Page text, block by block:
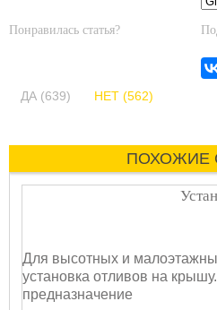
Понравилась статья?
ДА (639) НЕТ (562)
ПОХОЖИЕ
Для высотных и
установка отливов на
предназначение